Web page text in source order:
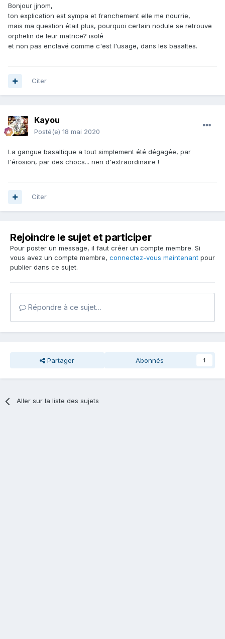
Bonjour jjnom,
ton explication est sympa et franchement elle me nourrie,
mais ma question était plus, pourquoi certain nodule se retrouve
orphelin de leur matrice? isolé
et non pas enclavé comme c'est l'usage, dans les basaltes.
Citer
Kayou
Posté(e) 18 mai 2020
La gangue basaltique a tout simplement été dégagée, par
l'érosion, par des chocs... rien d'extraordinaire !
Citer
Rejoindre le sujet et participer
Pour poster un message, il faut créer un compte membre. Si
vous avez un compte membre, connectez-vous maintenant pour
publier dans ce sujet.
Répondre à ce sujet…
Partager Abonnés 1
Aller sur la liste des sujets